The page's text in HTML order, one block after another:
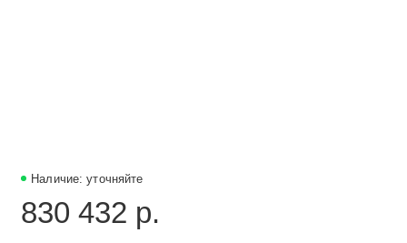
Наличие: уточняйте
830 432 р.